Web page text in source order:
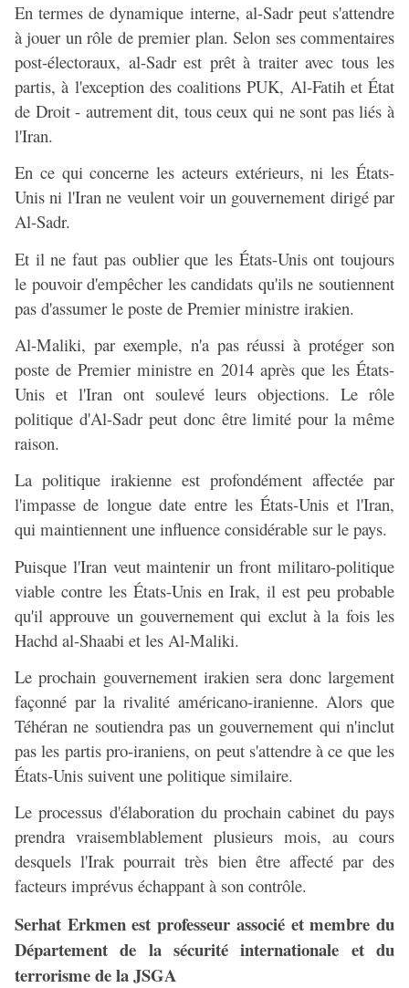
En termes de dynamique interne, al-Sadr peut s'attendre
à jouer un rôle de premier plan. Selon ses commentaires
post-électoraux, al-Sadr est prêt à traiter avec tous les
partis, à l'exception des coalitions PUK, Al-Fatih et État
de Droit - autrement dit, tous ceux qui ne sont pas liés à
l'Iran.
En ce qui concerne les acteurs extérieurs, ni les États-
Unis ni l'Iran ne veulent voir un gouvernement dirigé par
Al-Sadr.
Et il ne faut pas oublier que les États-Unis ont toujours
le pouvoir d'empêcher les candidats qu'ils ne soutiennent
pas d'assumer le poste de Premier ministre irakien.
Al-Maliki, par exemple, n'a pas réussi à protéger son
poste de Premier ministre en 2014 après que les États-
Unis et l'Iran ont soulevé leurs objections. Le rôle
politique d'Al-Sadr peut donc être limité pour la même
raison.
La politique irakienne est profondément affectée par
l'impasse de longue date entre les États-Unis et l'Iran,
qui maintiennent une influence considérable sur le pays.
Puisque l'Iran veut maintenir un front militaro-politique
viable contre les États-Unis en Irak, il est peu probable
qu'il approuve un gouvernement qui exclut à la fois les
Hachd al-Shaabi et les Al-Maliki.
Le prochain gouvernement irakien sera donc largement
façonné par la rivalité américano-iranienne. Alors que
Téhéran ne soutiendra pas un gouvernement qui n'inclut
pas les partis pro-iraniens, on peut s'attendre à ce que les
États-Unis suivent une politique similaire.
Le processus d'élaboration du prochain cabinet du pays
prendra vraisemblablement plusieurs mois, au cours
desquels l'Irak pourrait très bien être affecté par des
facteurs imprévus échappant à son contrôle.
Serhat Erkmen est professeur associé et membre du
Département de la sécurité internationale et du
terrorisme de la JSGA